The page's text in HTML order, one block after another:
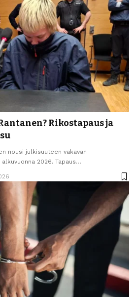
Rikostapaus ja
nousi julkisuuteen vakavan
2026. Tapaus…